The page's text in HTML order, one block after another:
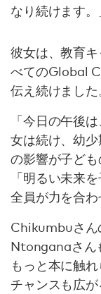
なり続けます。
彼女は、教育
べてのGlobal
伝え続けました
「今日の午後
女は続け、幼
の影響が子ども
「明るい未来
全員が力を合わ
Chikumbuさ
Ntonganaさん
もっと本に触
チャンスも広が